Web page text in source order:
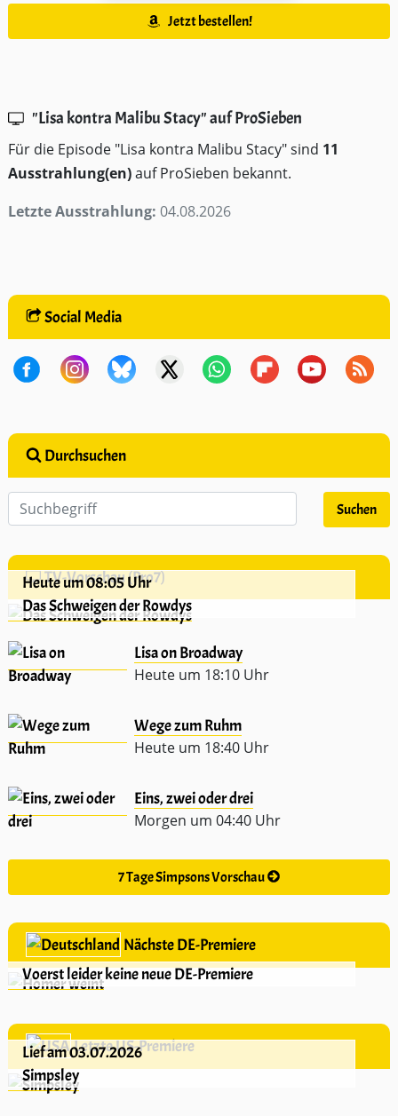
Jetzt bestellen!
"Lisa kontra Malibu Stacy" auf ProSieben
Für die Episode "Lisa kontra Malibu Stacy" sind 11
Ausstrahlung(en)auf ProSieben bekannt.
Letzte Ausstrahlung: 04.08.2026
Social Media
Durchsuchen
TV-Vorschau (Pro7)
Heute um 08:05 Uhr
Das Schweigen der Rowdys
Lisa on Broadway
Heute um 18:10 Uhr
Wege zum Ruhm
Heute um 18:40 Uhr
Eins, zwei oder drei
Morgen um 04:40 Uhr
7 Tage Simpsons Vorschau
Nächste DE-Premiere
Voerst leider keine neue DE-Premiere
Letzte US-Premiere
Lief am 03.07.2026
Simpsley